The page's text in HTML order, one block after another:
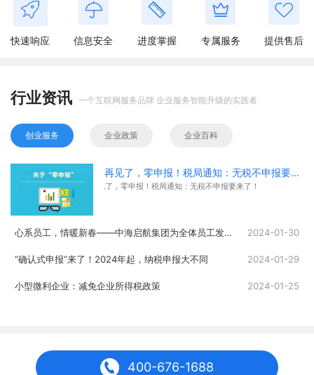
快速响应 信息安全 进度掌握 专属服务 提供售后
行业资讯 一个互联网服务品牌 企业服务智能升级的实践者
创业服务 企业政策 企业百科
再见了，零申报！税局通知：无税不申报要来了！
再见了，零申报！税局通知：无税不申报要来了！
心系员工，情暖新春——中海启航集团为全体员工发放春节福利 2024-01-30
“确认式申报”来了！2024年起，纳税申报大不同 2024-01-29
小型微利企业：减免企业所得税政策 2024-01-25
400-676-1688